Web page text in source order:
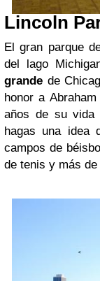
Lincoln
El gran parque
del lago
grande de
honor a
años de su vida
hagas una idea
campos de
de tenis y más